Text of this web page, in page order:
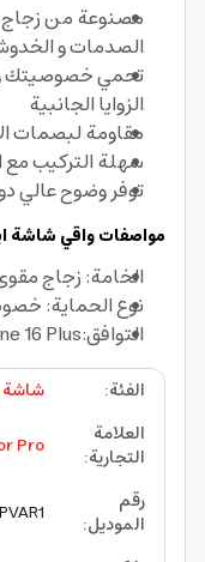
مصنوعة من زجاج
الصدمات و
تحمي خصوصيتك
الزوايا الجانبية
مقاومة لبصمات
سهلة التركيب
توفر وضوح عالي
مواصفات واقي شاشة ايفون 16 بلس
الخامة: زجاج
نوع الحماية:
التوافق:iPhone 16 Plus
الفئة:
شاشة
العلامة
التجارية:
Pro
رقم
الموديل: